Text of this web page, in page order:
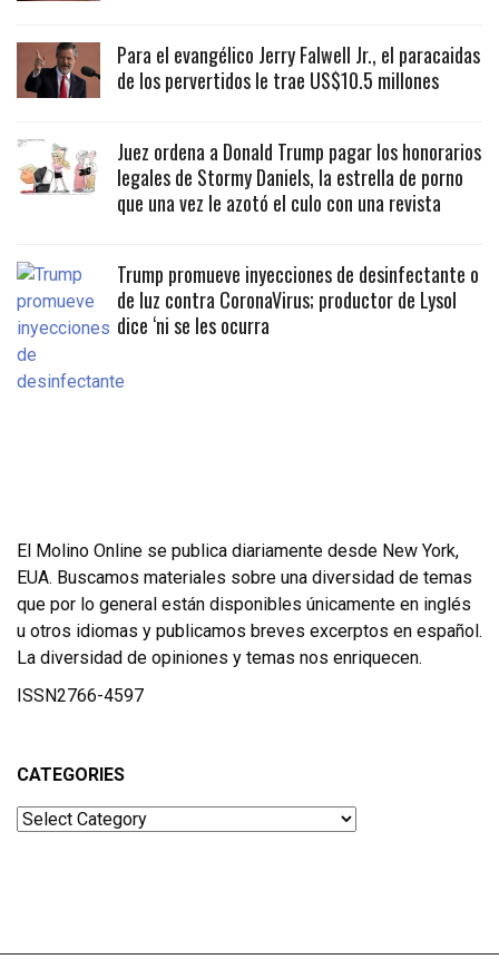
Para el evangélico Jerry Falwell Jr., el paracaidas
de los pervertidos le trae US$10.5 millones
Juez ordena a Donald Trump pagar los honorarios
legales de Stormy Daniels, la estrella de porno
que una vez le azotó el culo con una revista
Trump promueve inyecciones de desinfectante o
de luz contra CoronaVirus; productor de Lysol
dice ‘ni se les ocurra
El Molino Online se publica diariamente desde New York,
EUA. Buscamos materiales sobre una diversidad de temas
que por lo general están disponibles únicamente en inglés
u otros idiomas y publicamos breves excerptos en español.
La diversidad de opiniones y temas nos enriquecen.
ISSN2766-4597
CATEGORIES
Categories